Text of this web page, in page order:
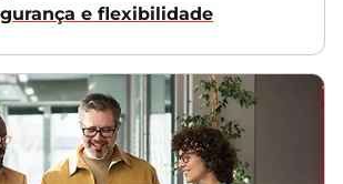
e flexibilidade